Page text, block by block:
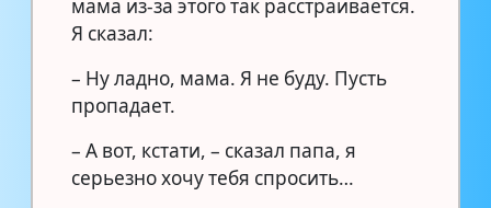
мама из-за этого так расстраивается.
Я сказал:
– Ну ладно, мама. Я не буду. Пусть
пропадает.
– А вот, кстати, – сказал папа, я
серьезно хочу тебя спросить…